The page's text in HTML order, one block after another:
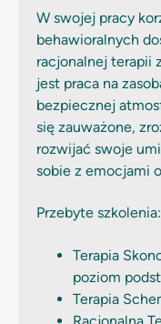
W swojej pracy
behawioralnych
racjonalnej terapii
jest praca na
bezpiecznej
się zauważone,
rozwijać swoje
sobie z emocjami
Przebyte szkolenia:
Terapia
poziom
Terapia
Racjonalna